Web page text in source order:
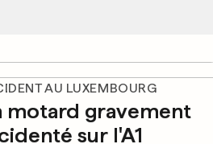
AU LUXEMBOURG
motard gravement
sur l'A1